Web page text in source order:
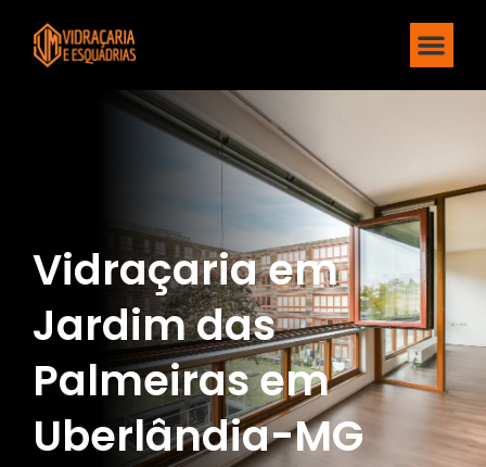
Vidraçaria em
Jardim das
Palmeiras em
Uberlândia-MG